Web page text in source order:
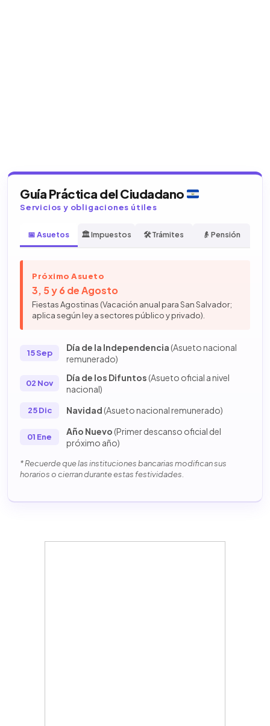
Guía Práctica del Ciudadano
Servicios y obligaciones útiles
📅 Asuetos 🏛️ Impuestos 🛠️ Trámites 👴 Pensión
Próximo Asueto
3, 5 y 6 de Agosto
Fiestas Agostinas (Vacación anual para San Salvador;
aplica según ley a sectores público y privado).
15 Sep
Día de la Independencia(Asueto nacional
remunerado)
02 Nov
Día de los Difuntos(Asueto oficial a nivel
nacional)
25 Dic Navidad(Asueto nacional remunerado)
01 Ene
Año Nuevo(Primer descanso oficial del
próximo año)
* Recuerde que las instituciones bancarias modifican sus
horarios o cierran durante estas festividades.